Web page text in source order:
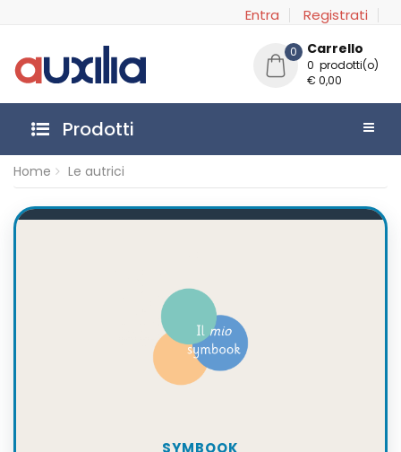
Entra Registrati
0 Carrello
0 prodotti(o)
€ 0,00
Prodotti
Home Le autrici
SYMBOOK